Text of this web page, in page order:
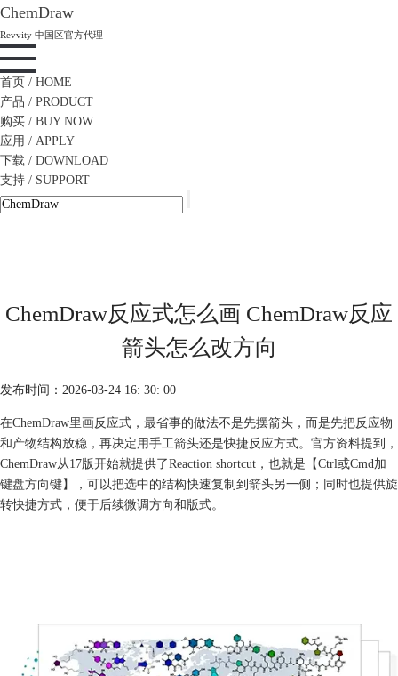
ChemDraw
Revvity 中国区官方代理
首页 / HOME
产品 / PRODUCT
购买 / BUY NOW
应用 / APPLY
下载 / DOWNLOAD
支持 / SUPPORT
ChemDraw反应式怎么画 ChemDraw反应
箭头怎么改方向
发布时间：2026-03-24 16: 30: 00
在ChemDraw里画反应式，最省事的做法不是先摆箭头，而是先把反应物
和产物结构放稳，再决定用手工箭头还是快捷反应方式。官方资料提到，
ChemDraw从17版开始就提供了Reaction shortcut，也就是【Ctrl或Cmd加
键盘方向键】，可以把选中的结构快速复制到箭头另一侧；同时也提供旋
转快捷方式，便于后续微调方向和版式。